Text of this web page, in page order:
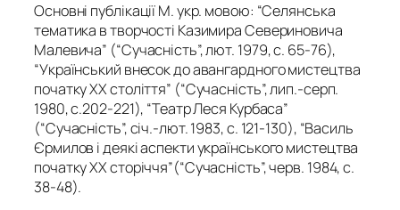
Основні публікації М. укр. мовою: “Селянська
тематика в творчості Казимира Севериновича
Малевича” (“Сучасність”, лют. 1979, с. 65-76),
“Український внесок до авангардного мистецтва
початку XX століття” (“Сучасність”, лип.-серп.
1980, с.202-221), “Театр Леся Курбаса”
(“Сучасність”, січ.-лют. 1983, с. 121-130), “Василь
Єрмилов і деякі аспекти українського мистецтва
початку XX сторіччя”(“Сучасність”, черв. 1984, с.
38-48).